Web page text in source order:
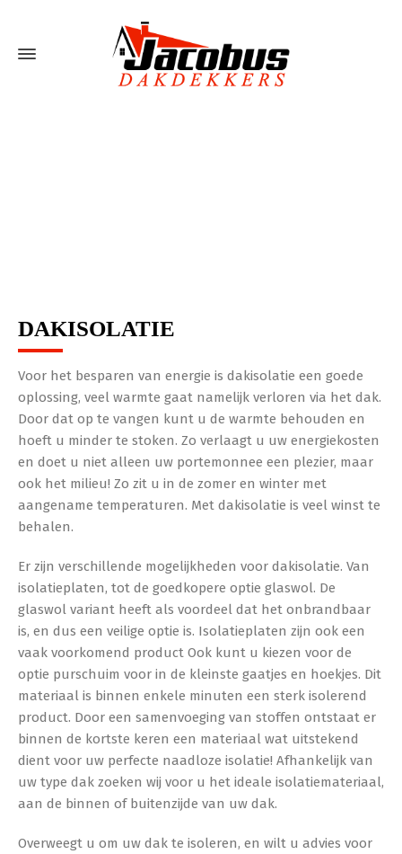
DAKISOLATIE
Voor het besparen van energie is dakisolatie een goede
oplossing, veel warmte gaat namelijk verloren via het dak.
Door dat op te vangen kunt u de warmte behouden en
hoeft u minder te stoken. Zo verlaagt u uw energiekosten
en doet u niet alleen uw portemonnee een plezier, maar
ook het milieu! Zo zit u in de zomer en winter met
aangename temperaturen. Met dakisolatie is veel winst te
behalen.
Er zijn verschillende mogelijkheden voor dakisolatie. Van
isolatieplaten, tot de goedkopere optie glaswol. De
glaswol variant heeft als voordeel dat het onbrandbaar
is, en dus een veilige optie is. Isolatieplaten zijn ook een
vaak voorkomend product Ook kunt u kiezen voor de
optie purschuim voor in de kleinste gaatjes en hoekjes. Dit
materiaal is binnen enkele minuten een sterk isolerend
product. Door een samenvoeging van stoffen ontstaat er
binnen de kortste keren een materiaal wat uitstekend
dient voor uw perfecte naadloze isolatie! Afhankelijk van
uw type dak zoeken wij voor u het ideale isolatiemateriaal,
aan de binnen of buitenzijde van uw dak.
Overweegt u om uw dak te isoleren, en wilt u advies voor